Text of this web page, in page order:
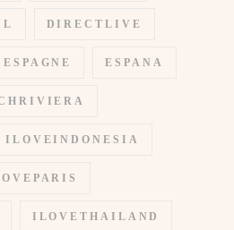
DIRECTLIVE
ESPAGNE ESPANA
ILOVEINDONESIA
ILOVETHAILAND